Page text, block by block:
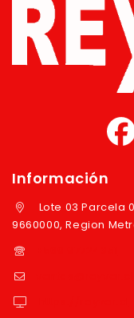
Información
Lote 03 Parcela
9660000, Region